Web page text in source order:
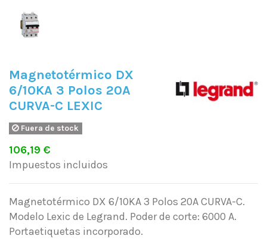
Magnetotérmico DX
6/10KA 3 Polos 20A
CURVA-C LEXIC
Fuera de stock
106,19 €
Impuestos incluidos
Magnetotérmico DX 6/10KA 3 Polos 20A CURVA-C.
Modelo Lexic de Legrand. Poder de corte: 6000 A.
Portaetiquetas incorporado.